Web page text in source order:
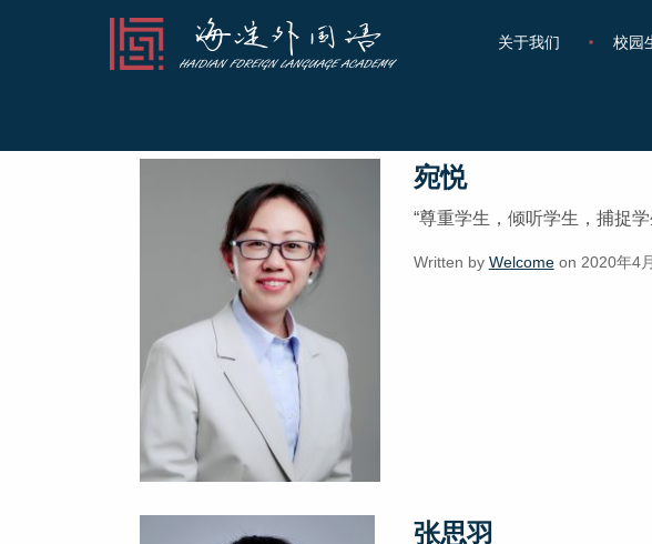
关于我们 校园
宛悦
“尊重学生，倾听学生，捕捉
Written by Welcomeon 2020年4
张思羽